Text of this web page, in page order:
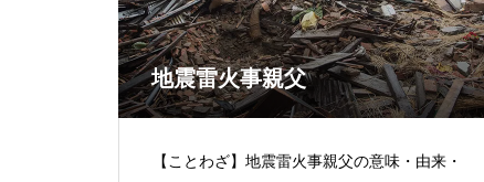
地震雷火事親父
【ことわざ】地震雷火事親父の意味・由来・